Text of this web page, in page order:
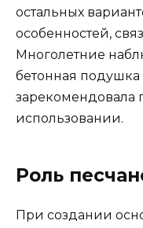
остальных
особенностей,
Многолетние
бетонная подушка
зарекомендовала
использовании.
Роль
При создании